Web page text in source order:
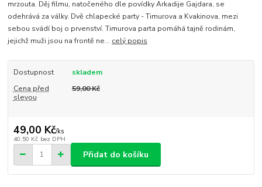
mrzouta. Děj filmu, natočeného dle povídky Arkadije Gajdara, se
odehrává za války. Dvě chlapecké party - Timurova a Kvakinova, mezi
sebou svádí boj o prvenství. Timurova parta pomáhá tajně rodinám,
jejichž muži jsou na frontě ne... celý popis
Dostupnost
skladem
Cena před
slevou
59,00 Kč
49,00 Kč/ks
40,50 Kč bez DPH
Přidat do košíku